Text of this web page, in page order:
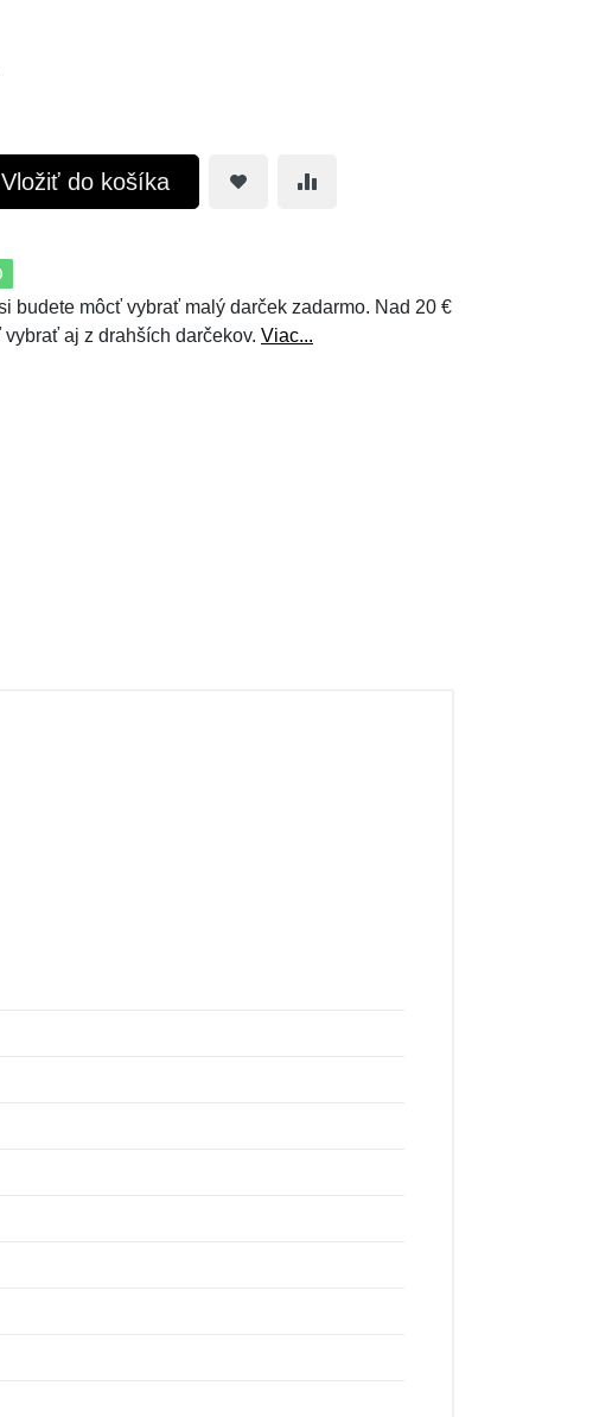
Vložiť do košíka
budete môcť vybrať malý darček zadarmo. Nad 20 €
aj z drahších darčekov. Viac...